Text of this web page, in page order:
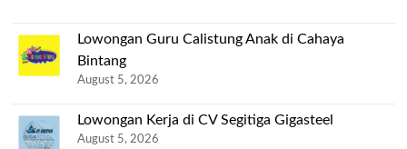
Lowongan Guru Calistung Anak di Cahaya
Bintang
August 5, 2026
Lowongan Kerja di CV Segitiga Gigasteel
August 5, 2026